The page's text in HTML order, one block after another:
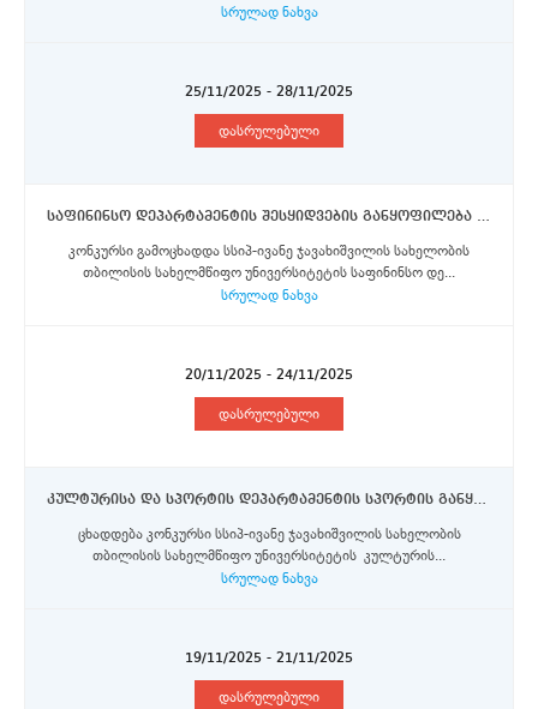
სრულად ნახვა
25/11/2025 - 28/11/2025
დასრულებული
საფინინსო დეპარტამენტის შესყიდვების განყოფილება - ანაზღაურებად სტაჟირება
კონკურსი გამოცხადდა სსიპ-ივანე ჯავახიშვილის სახელობის
თბილისის სახელმწიფო უნივერსიტეტის საფინინსო დე...
სრულად ნახვა
20/11/2025 - 24/11/2025
დასრულებული
კულტურისა და სპორტის დეპარტამენტის სპორტის განყოფილების უფროსი
ცხადდება კონკურსი სსიპ-ივანე ჯავახიშვილის სახელობის
თბილისის სახელმწიფო უნივერსიტეტის კულტურის...
სრულად ნახვა
19/11/2025 - 21/11/2025
დასრულებული